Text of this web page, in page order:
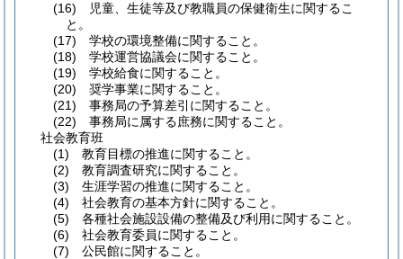
(16) 児童、生徒等及び教職員の保健衛生に関するこ
と。
(17) 学校の環境整備に関すること。
(18) 学校運営協議会に関すること。
(19) 学校給食に関すること。
(20) 奨学事業に関すること。
(21) 事務局の予算差引に関すること。
(22) 事務局に属する庶務に関すること。
社会教育班
(1) 教育目標の推進に関すること。
(2) 教育調査研究に関すること。
(3) 生涯学習の推進に関すること。
(4) 社会教育の基本方針に関すること。
(5) 各種社会施設設備の整備及び利用に関すること。
(6) 社会教育委員に関すること。
(7) 公民館に関すること。